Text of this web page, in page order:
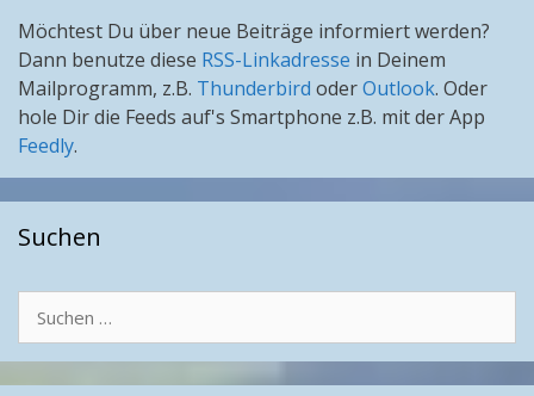
Möchtest Du über neue Beiträge informiert werden?
Dann benutze diese RSS-Linkadresse in Deinem
Mailprogramm, z.B. Thunderbird oderOutlook. Oder
hole Dir die Feeds auf's Smartphone z.B. mit der App
Feedly.
Suchen
nach: